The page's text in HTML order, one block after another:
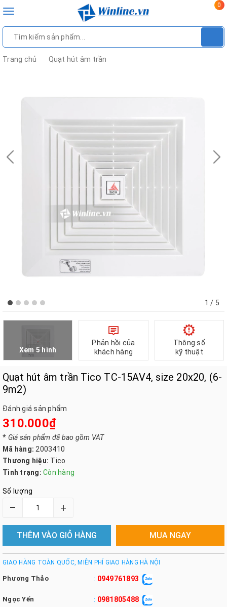
Toggle
0
Trang chủ Quạt hút âm trần
1 / 5
Xem 5 hình
Phản hồi của
khách hàng
Thông số
kỹ thuật
Quạt hút âm trần Tico TC-15AV4, size 20x20, (6-
9m2)
Đánh giá sản phẩm
310.000₫
* Giá sản phẩm đã bao gồm VAT
Mã hàng: 2003410
Thương hiệu: Tico
Tình trạng: Còn hàng
Số lượng
– +
THÊM VÀO GIỎ HÀNG MUA NGAY
GIAO HÀNG TOÀN QUỐC, MIỄN PHÍ GIAO HÀNG HÀ NỘI
Phương Thảo : 0949761893
Ngọc Yến : 0981805488